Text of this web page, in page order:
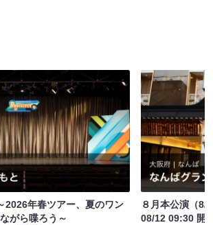
2026年春ツアー、夏のワン
がら喋ろう～
８月本公演（8/
08/12 09:30 開